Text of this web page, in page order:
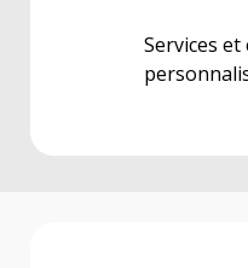
Services et